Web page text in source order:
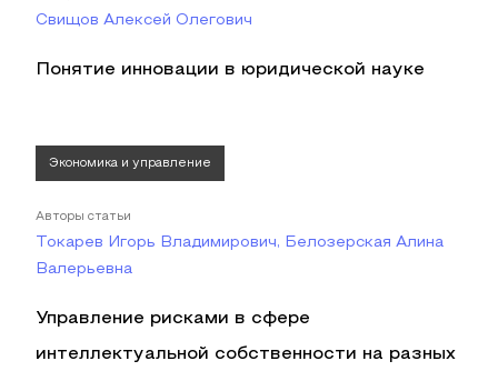
Свищов Алексей Олегович
Понятие инновации в юридической науке
Экономика и управление
Авторы статьи
Токарев Игорь Владимирович, Белозерская Алина
Валерьевна
Управление рисками в сфере
интеллектуальной собственности на разных